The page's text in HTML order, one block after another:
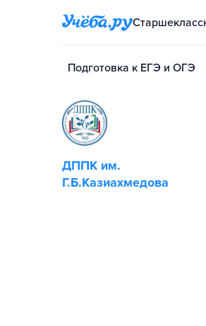
Подготовка к ЕГЭ и ОГЭ
ДППК им.
Г.Б.Казиахмедова